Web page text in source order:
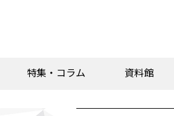
特集・コラム 資料館